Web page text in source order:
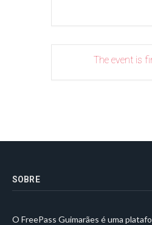
The event is
SOBRE
O FreePass Guimarães é uma